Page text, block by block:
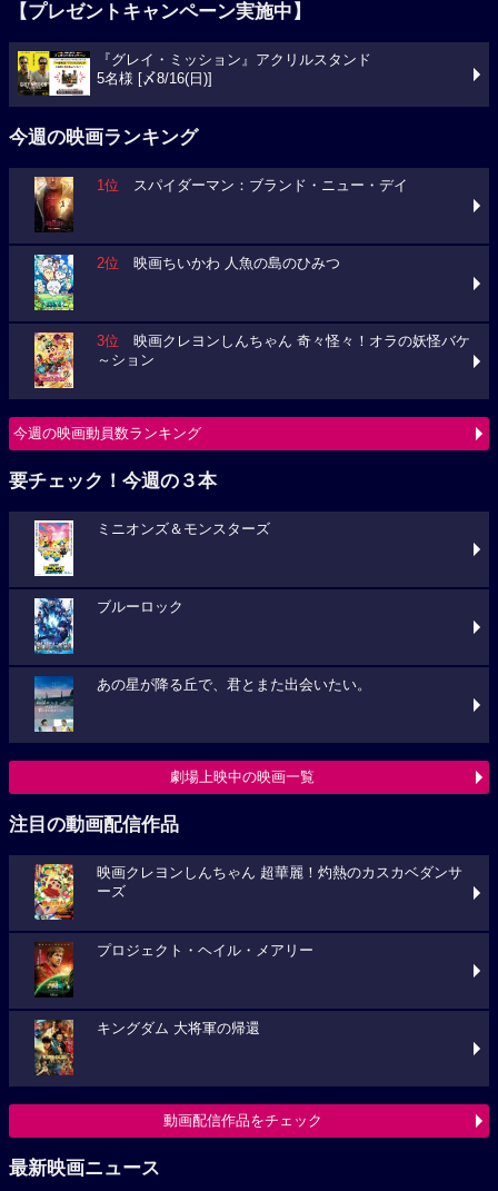
【プレゼントキャンペーン実施中】
『グレイ・ミッション』アクリルスタンド
5名様 [〆8/16(日)]
今週の映画ランキング
1位 スパイダーマン：ブランド・ニュー・デイ
2位 映画ちいかわ 人魚の島のひみつ
3位 映画クレヨンしんちゃん 奇々怪々！オラの妖怪バケ
～ション
今週の映画動員数ランキング
要チェック！今週の３本
ミニオンズ＆モンスターズ
ブルーロック
あの星が降る丘で、君とまた出会いたい。
劇場上映中の映画一覧
注目の動画配信作品
映画クレヨンしんちゃん 超華麗！灼熱のカスカベダンサ
ーズ
プロジェクト・ヘイル・メアリー
キングダム 大将軍の帰還
動画配信作品をチェック
最新映画ニュース